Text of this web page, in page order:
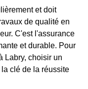
et doit
de qualité en
C'est l'assurance
et durable. Pour
Labry, choisir un
clé de la réussite